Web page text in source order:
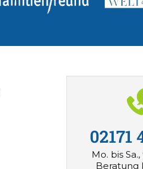
02171
Mo. bis
Beratung